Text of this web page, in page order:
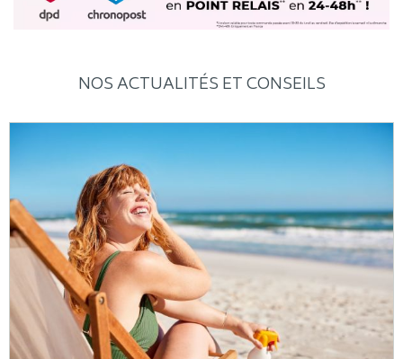
NOS ACTUALITÉS ET CONSEILS